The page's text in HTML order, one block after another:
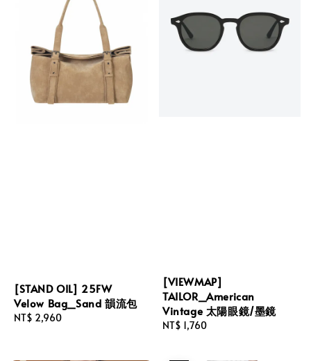
[STAND OIL] 25FW
Velow Bag_Sand 韻流包
Regular
NT$ 2,960
[VIEWMAP]
TAILOR_American
Vintage 太陽眼鏡/墨鏡
Regular
NT$ 1,760